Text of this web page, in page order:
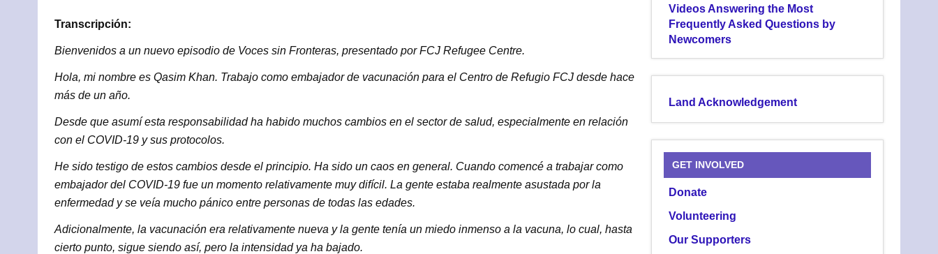
Transcripción:
Bienvenidos a un nuevo episodio de Voces sin Fronteras, presentado por FCJ Refugee Centre.
Hola, mi nombre es Qasim Khan. Trabajo como embajador de vacunación para el Centro de Refugio FCJ desde hace
más de un año.
Desde que asumí esta responsabilidad ha habido muchos cambios en el sector de salud, especialmente en relación
con el COVID-19 y sus protocolos.
He sido testigo de estos cambios desde el principio. Ha sido un caos en general. Cuando comencé a trabajar como
embajador del COVID-19 fue un momento relativamente muy difícil. La gente estaba realmente asustada por la
enfermedad y se veía mucho pánico entre personas de todas las edades.
Adicionalmente, la vacunación era relativamente nueva y la gente tenía un miedo inmenso a la vacuna, lo cual, hasta
cierto punto, sigue siendo así, pero la intensidad ya ha bajado.
Videos Answering the Most
Frequently Asked Questions by
Newcomers
Land Acknowledgement
GET INVOLVED
Donate
Volunteering
Our Supporters